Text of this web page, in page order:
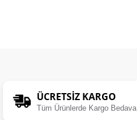
ÜCRETSIZ KARGO
Tüm Ürünlerde Kargo Bedava